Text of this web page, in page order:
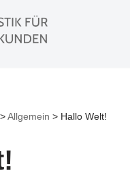
>Allgemein > Hallo Welt!